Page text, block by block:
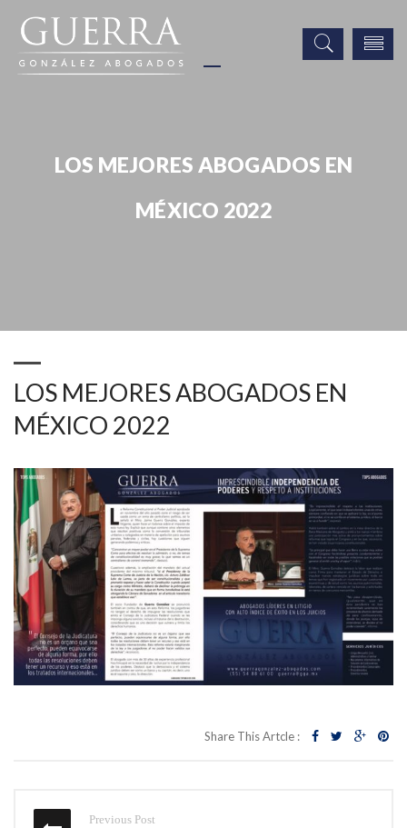
LOS MEJORES ABOGADOS EN
MÉXICO 2022
LOS MEJORES ABOGADOS EN
MÉXICO 2022
Share This Artcle :
Previous Post